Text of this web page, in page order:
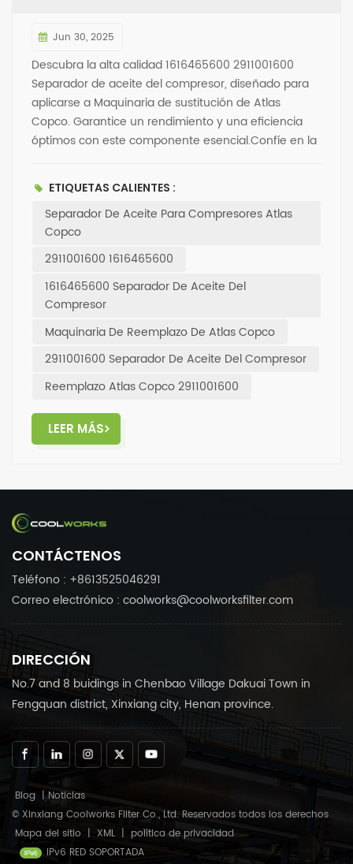
Jun 30, 2025
Descubra la alta calidad 1616465600 2911001600
Separador de aceite del compresor, diseñado para
aplicarse a Maquinaria de sustitución de Atlas
Copco. Garantice un rendimiento y una eficiencia
óptimos con este componente esencial.Confíe en la
problemas.Actualice su sistema compresor hoy con
este separador de aceite de primera línea.
ETIQUETAS CALIENTES :
Separador De Aceite Para Compresores Atlas
Copco
2911001600 1616465600
1616465600 Separador De Aceite Del
Compresor
Maquinaria De Reemplazo De Atlas Copco
2911001600 Separador De Aceite Del Compresor
Reemplazo Atlas Copco 2911001600
LEER MÁS
CONTÁCTENOS
Teléfono : +8613525046291
Correo electrónico : coolworks@coolworksfilter.com
DIRECCIÓN
No.7 and 8 buidings in Chenbao Village Dakuai Town in
Fengquan district, Xinxiang city, Henan province.
Blog | Noticias
© Xinxiang Coolworks Filter Co., Ltd. Reservados todos los derechos
Mapa del sitio | XML | política de privacidad
IPv6 RED SOPORTADA